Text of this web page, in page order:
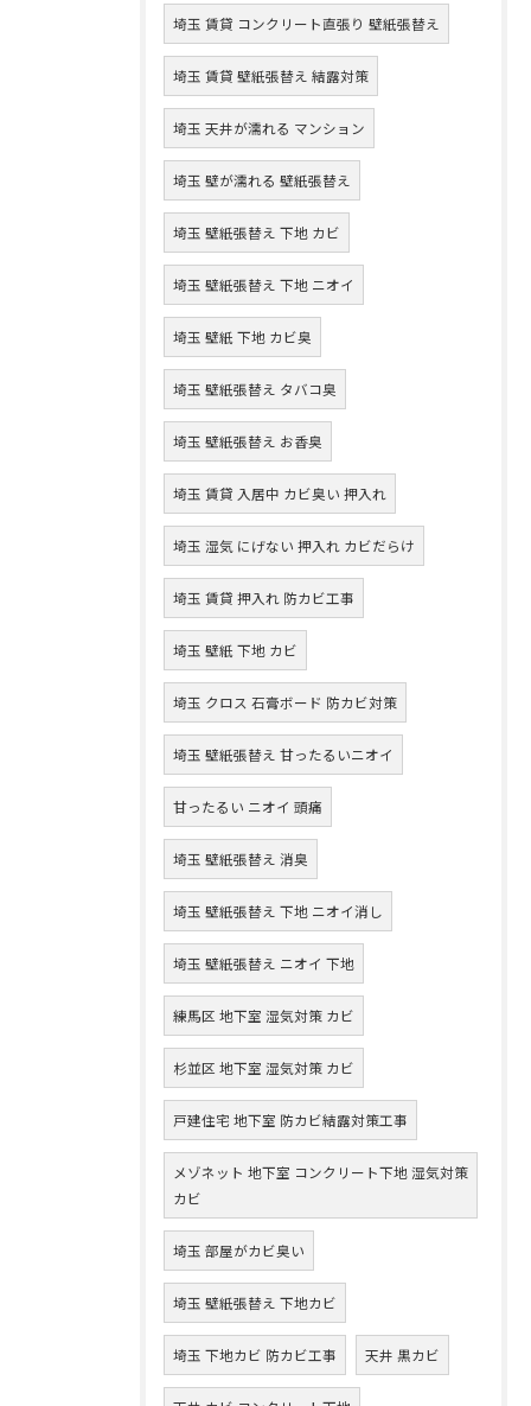
埼玉 賃貸 コンクリート直張り 壁紙張替え
埼玉 賃貸 壁紙張替え 結露対策
埼玉 天井が濡れる マンション
埼玉 壁が濡れる 壁紙張替え
埼玉 壁紙張替え 下地 カビ
埼玉 壁紙張替え 下地 ニオイ
埼玉 壁紙 下地 カビ臭
埼玉 壁紙張替え タバコ臭
埼玉 壁紙張替え お香臭
埼玉 賃貸 入居中 カビ臭い 押入れ
埼玉 湿気 にげない 押入れ カビだらけ
埼玉 賃貸 押入れ 防カビ工事
埼玉 壁紙 下地 カビ
埼玉 クロス 石膏ボード 防カビ対策
埼玉 壁紙張替え 甘ったるいニオイ
甘ったるい ニオイ 頭痛
埼玉 壁紙張替え 消臭
埼玉 壁紙張替え 下地 ニオイ消し
埼玉 壁紙張替え ニオイ 下地
練馬区 地下室 湿気対策 カビ
杉並区 地下室 湿気対策 カビ
戸建住宅 地下室 防カビ結露対策工事
メゾネット 地下室 コンクリート下地 湿気対策
カビ
埼玉 部屋がカビ臭い
埼玉 壁紙張替え 下地カビ
埼玉 下地カビ 防カビ工事 天井 黒カビ